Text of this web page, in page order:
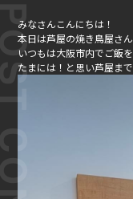
みなさんこんにちは！
本日は芦屋の焼き鳥屋さ
いつもは大阪市内でご飯
たまには！と思い芦屋ま